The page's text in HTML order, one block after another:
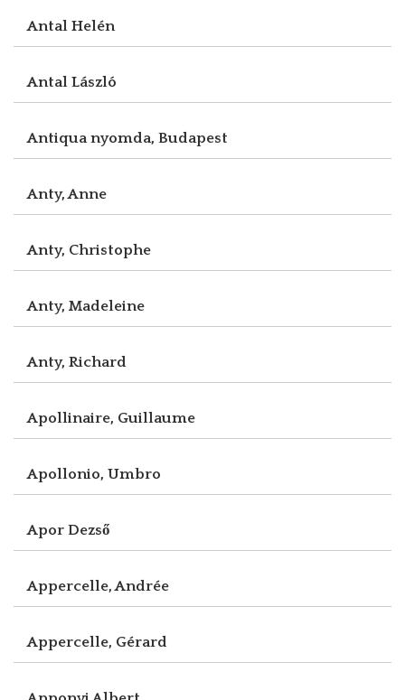
Antal Helén
Antal László
Antiqua nyomda, Budapest
Anty, Anne
Anty, Christophe
Anty, Madeleine
Anty, Richard
Apollinaire, Guillaume
Apollonio, Umbro
Apor Dezső
Appercelle, Andrée
Appercelle, Gérard